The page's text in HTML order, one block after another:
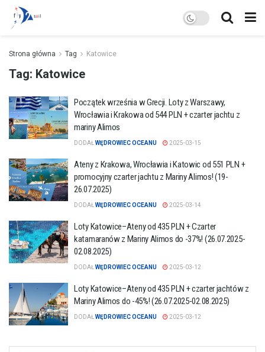
Strona główna Tag Katowice
Tag: Katowice
Początek września w Grecji. Loty z Warszawy,
Wrocławia i Krakowa od 544 PLN + czarter jachtu z
mariny Alimos
DODAŁ WĘDROWIEC OCEANU 2025-03-15
Ateny z Krakowa, Wrocławia i Katowic od 551 PLN +
promocyjny czarter jachtu z Mariny Alimos! (19-
26.07.2025)
DODAŁ WĘDROWIEC OCEANU 2025-03-14
Loty Katowice–Ateny od 435 PLN + Czarter
katamaranów z Mariny Alimos do -37%! (26.07.2025-
02.08.2025)
DODAŁ WĘDROWIEC OCEANU 2025-03-12
Loty Katowice–Ateny od 435 PLN + czarter jachtów z
Mariny Alimos do -45%! (26.07.2025-02.08.2025)
DODAŁ WĘDROWIEC OCEANU 2025-03-12